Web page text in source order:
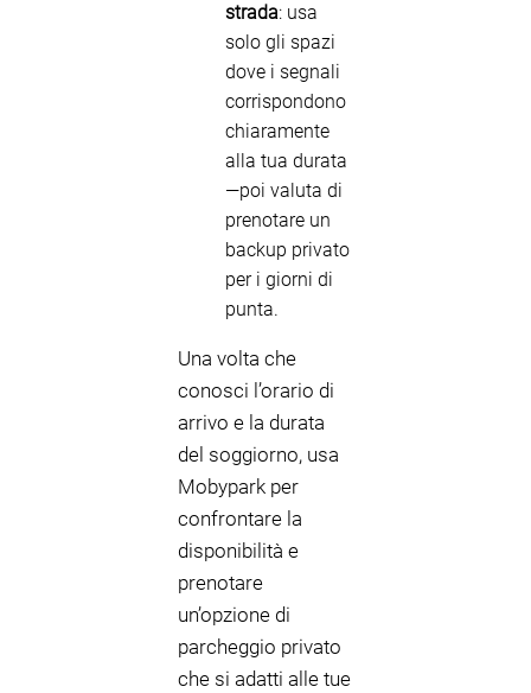
strada: usa
solo gli spazi
dove i segnali
corrispondono
chiaramente
alla tua durata
—poi valuta di
prenotare un
backup privato
per i giorni di
punta.
Una volta che
conosci l’orario di
arrivo e la durata
del soggiorno, usa
Mobypark per
confrontare la
disponibilità e
prenotare
un’opzione di
parcheggio privato
che si adatti alle tue